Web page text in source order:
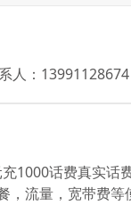
人：
1000话费真实话
，流量，宽带费等